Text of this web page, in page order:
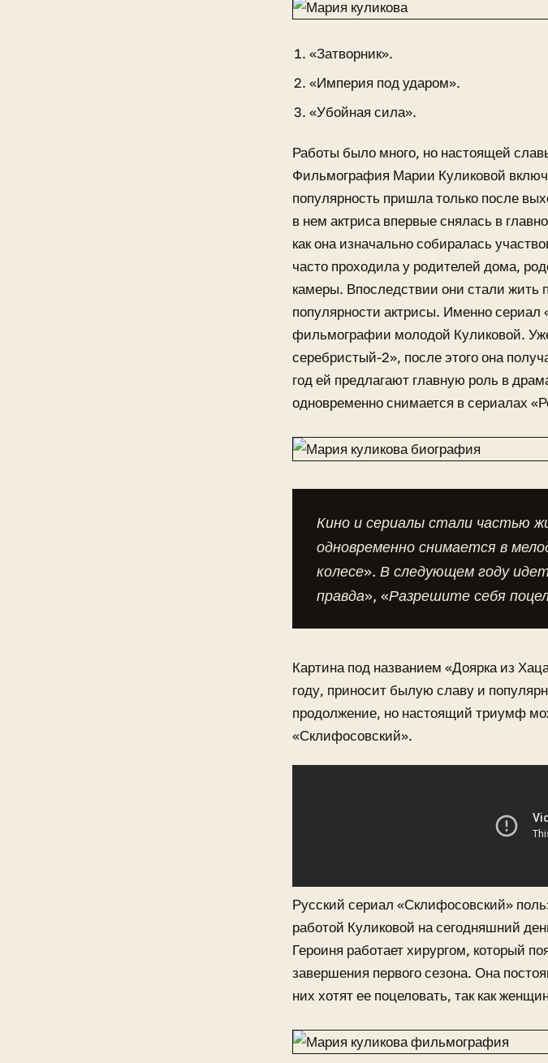
«Затворник».
«Империя под ударом».
«Убойная сила».
Работы было много, но настоящей
Фильмография Марии Куликовой
популярность пришла только после
в нем актриса впервые снялась в
как она изначально собиралась
часто проходила у родителей дома,
камеры. Впоследствии они стали
популярности актрисы. Именно
фильмографии молодой Куликовой.
серебристый-2», после этого она
год ей предлагают главную роль в
одновременно снимается в сериалах
Кино и сериалы стали частью
одновременно снимается в
колесе». В следующем году
правда», «Разрешите себя
Картина под названием «Доярка из
году, приносит былую славу и
продолжение, но настоящий триумф
«Склифосовский».
Русский сериал «Склифосовский»
работой Куликовой на сегодняшний
Героиня работает хирургом, который
завершения первого сезона. Она
них хотят ее поцеловать, так как